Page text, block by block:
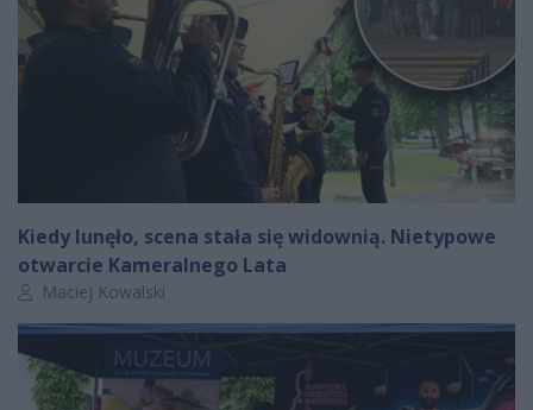
Kiedy lunęło, scena stała się widownią. Nietypowe
otwarcie Kameralnego Lata
Autor artykułu:
Maciej Kowalski